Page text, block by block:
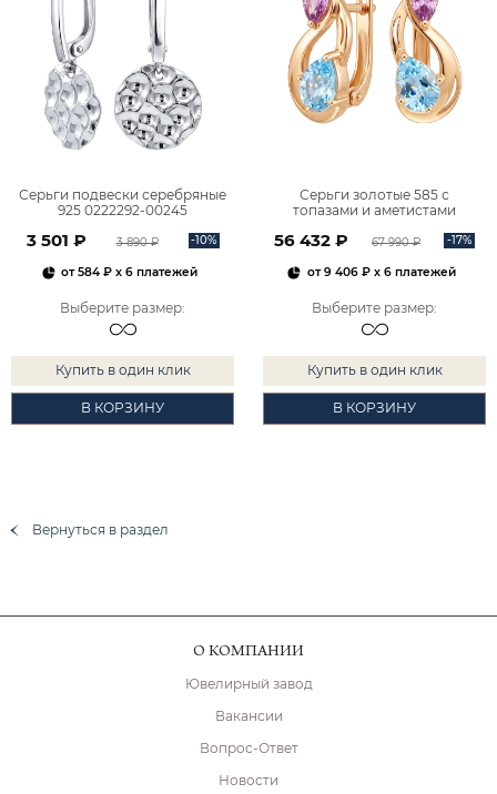
Серьги подвески серебряные
925 0222292-00245
3 501 ₽ 3 890 ₽ -10%
от584 ₽ x 6 платежей
Выберите размер:
Купить в один клик
В КОРЗИНУ
Серьги золотые 585 с
топазами и аметистами
56 432 ₽ 67 990 ₽ -17%
от9 406 ₽x 6 платежей
Выберите размер:
Купить в один клик
В КОРЗИНУ
Вернуться в раздел
О КОМПАНИИ
Ювелирный завод
Вакансии
Вопрос-Ответ
Новости